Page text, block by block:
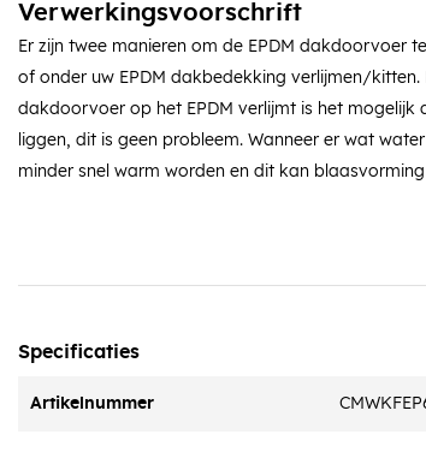
Verwerkingsvoorschrift
Er zijn twee manieren om de EPDM dakdoorvoer
of onder uw EPDM dakbedekking verlijmen/kitten.
dakdoorvoer op het EPDM verlijmt is het
liggen, dit is geen probleem. Wanneer er wat
minder snel warm worden en dit kan
Specificaties
Artikelnummer